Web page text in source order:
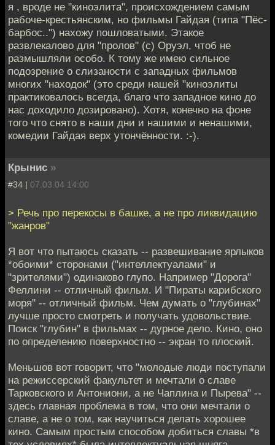
я , вроде не "киноэлита", происхождением самым
рабоче-крестьянским, но фильмы Гайдая (типа "Пёс-
барбос..") нахожу пошловатыми. Этакое
развлекалово для "пролов" (с) Оруэл, чтоб не
размышляли особо. К тому же имею сильное
подозрение о слизаности с западных фильмов
многих "находок" (это среди нашей "киноэлиты
практиковалось всегда, благо что западное кино до
нас доходило дозировано). Хотя, конечно на фоне
того что снято в наши дни и нашими и ненашими,
комедии Гайдая верх утончённости. :-).
Крынис »
#34 | 07.03.04 14:00
> Речь про перекосы в башке, а не про ликвидацию
"жанров"
Я вот что пытаюсь сказать -- развешивание ярлыков
*обоими* сторонами ("интеллектуалами" и
"зрителями") одинаково глупо. Например "Дорога"
Феллини -- отличный фильм. И "Пираты карибского
моря" -- отличный фильм. Чем думать о "глубинах"
лучше просто смотреть и получать удовольствие.
Поиск "глубин" в фильмах -- дурное дело. Кино, оно
по определению поверхностно -- экран то плоский.
Меньшов вот говорит, что "молодые люди поступали
на режиссерский факультет и мечтали о славе
Тарковского и Антониони, а не Чаплина и Пырева" --
здесь главная проблема в том, что они мечтали о
славе, а не о том, как научиться делать хорошее
кино. Самым простым способом добиться славы *в